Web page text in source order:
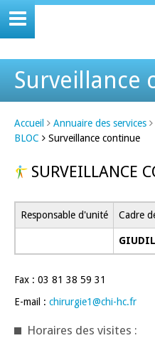
Surveillance
Accueil Annuaire des services
BLOC
Surveillance continue
SURVEILLANCE
Responsable d'unité Cadre
Fax : 03 81 38 59 31
E-mail : chirurgie1@chi-hc.fr
Horaires des visites :